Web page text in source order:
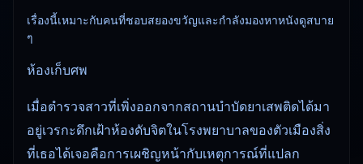
เรื่องนี้เหมาะกับคนที่ชอบสยองขวัญและกำลังมองหาหนังดูสบาย
ๆ
ห้องเก็บศพ
เมื่อตำรวจสาวที่เพิ่งออกจากสถานบำบัดยาเสพติดได้มา
อยู่เวรกะดึกเฝ้าห้องดับจิตในโรงพยาบาลของตัวเมืองสิ่ง
ที่เธอได้เจอคือการเผชิญหน้ากับเหตุการณ์ที่แปลก